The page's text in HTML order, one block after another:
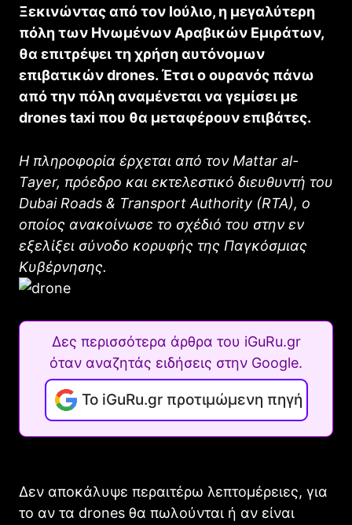
Ξεκινώντας από τον Ιούλιο, η μεγαλύτερη
πόλη των Ηνωμένων Αραβικών Εμιράτων,
θα επιτρέψει τη χρήση αυτόνομων
επιβατικών drones. Έτσι ο ουρανός πάνω
από την πόλη αναμένεται να γεμίσει με
drones taxi που θα μεταφέρουν επιβάτες.
H πληροφορία έρχεται από τον Mattar al-
Tayer, πρόεδρο και εκτελεστικό διευθυντή του
Dubai Roads & Transport Authority (RTA), ο
οποίος ανακοίνωσε το σχέδιό του στην εν
εξελίξει σύνοδο κορυφής της Παγκόσμιας
Κυβέρνησης.
Δες περισσότερα άρθρα του iGuRu.gr
όταν αναζητάς ειδήσεις στην Google.
Το iGuRu.gr προτιμώμενη πηγή
Δεν αποκάλυψε περαιτέρω λεπτομέρειες, για
το αν τα drones θα πωλούνται ή αν είναι